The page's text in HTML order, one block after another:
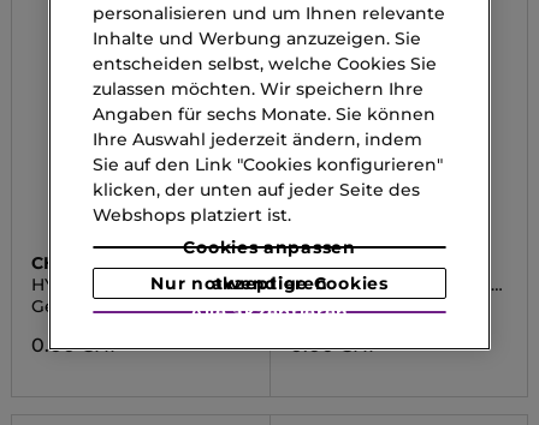
CHANEL
HYDRA BEAUTY MICRO
GEL CR�ME
Gesichtscreme
0.00 CHF
CHANEL
HYDRA BEAUTY MICRO
CR�ME REFILL
Gesichtscreme
0.00 CHF
personalisieren und um Ihnen relevante
Inhalte und Werbung anzuzeigen. Sie
entscheiden selbst, welche Cookies Sie
zulassen möchten. Wir speichern Ihre
Angaben für sechs Monate. Sie können
Ihre Auswahl jederzeit ändern, indem
Sie auf den Link "Cookies konfigurieren"
klicken, der unten auf jeder Seite des
Webshops platziert ist.
Cookies anpassen
Nur notwendige Cookies akzeptieren
Alle akzeptieren